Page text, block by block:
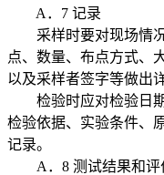
A．7 记录
采样时要对现场情况
点、数量、布点方式、
以及采样者签字等做出
检验时应对检验日期
检验依据、实验条件、
记录。
A．8 测试结果和评